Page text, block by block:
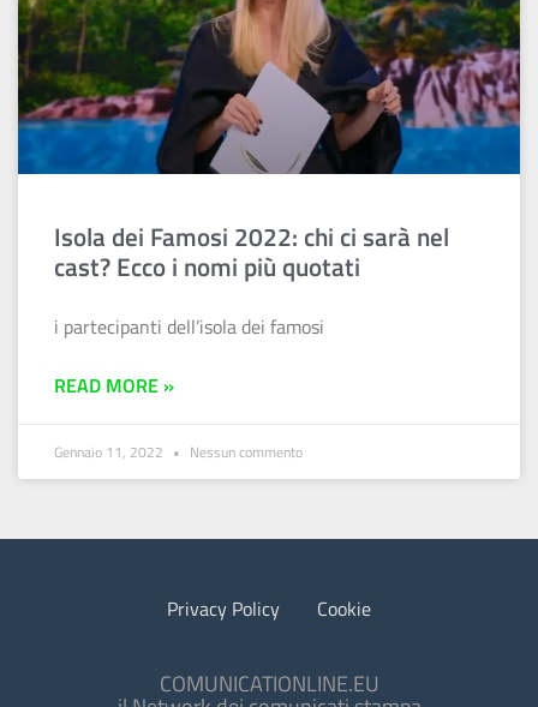
Isola dei Famosi 2022: chi ci sarà nel
cast? Ecco i nomi più quotati
i partecipanti dell’isola dei famosi
READ MORE »
Gennaio 11, 2022 Nessun commento
Privacy Policy Cookie
COMUNICATIONLINE.EU